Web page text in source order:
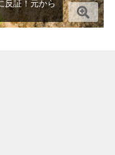
反証！元から